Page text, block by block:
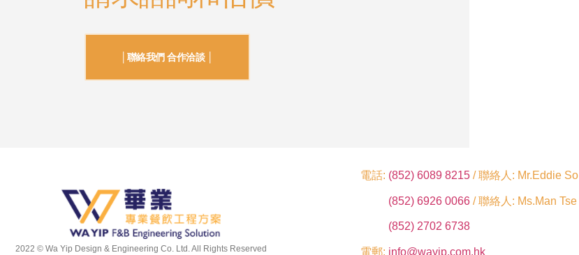
│聯絡我們 合作洽談 │
2022 © Wa Yip Design & Engineering Co. Ltd. All Rights Reserved
電話: (852) 6089 8215 / 聯絡人: Mr.Eddie So
(852) 6926 0066/ 聯絡人: Ms.Man Tse
(852) 2702 6738
電郵: info@wayip.com.hk